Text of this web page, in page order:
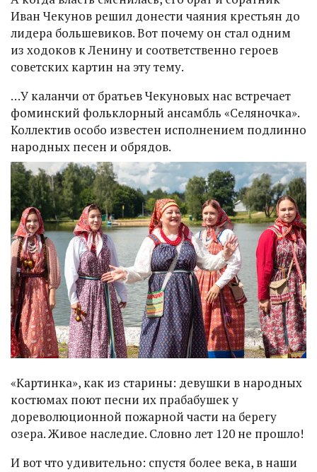
Иван Чекунов решил донести чаяния крестьян до
лидера большевиков. Вот почему он стал одним
из ходоков к Ленину и соответственно героев
советских картин на эту тему.
…У каланчи от братьев Чекуновых нас встречает
фоминский фольклорный ансамбль «Селяночка».
Коллектив особо известен исполнением подлинно
народных песен и обрядов.
«Картинка», как из старины: девушки в народных
костюмах поют песни их прабабушек у
дореволюционной пожарной части на берегу
озера. Живое наследие. Словно лет 120 не прошло!
И вот что удивительно: спустя более века, в наши